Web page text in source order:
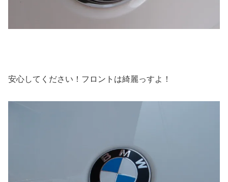
安心してください！フロントは綺麗っすよ！